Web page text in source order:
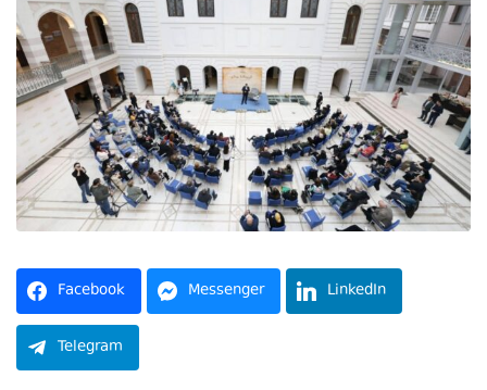
Facebook Messenger LinkedIn
Telegram